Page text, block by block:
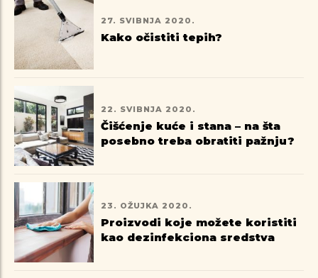
27. SVIBNJA 2020.
Kako očistiti tepih?
22. SVIBNJA 2020.
Čišćenje kuće i stana – na šta
posebno treba obratiti pažnju?
23. OŽUJKA 2020.
Proizvodi koje možete koristiti
kao dezinfekciona sredstva